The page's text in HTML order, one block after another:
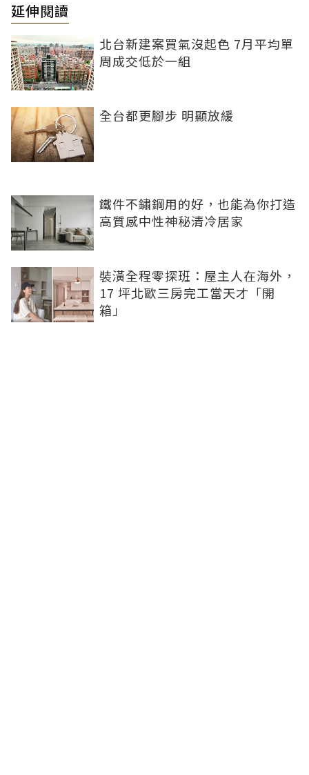
延伸閱讀
北台新建案買氣沒起色 7月平均單
周成交低於一組
全台都更腳步 明顯放緩
鐵件不鏽鋼用的好，也能為你打造
高質感中性神秘清冷居家
裝潢全程零探班：屋主人在海外，
17 坪北歐三房完工當天才「開
箱」